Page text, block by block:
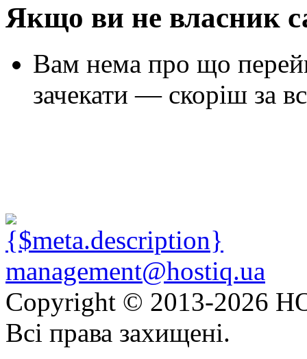
Якщо ви не власник
Вам нема про що
зачекати — скоріш за
management@hostiq.ua
Copyright © 2013-2026
Всі права захищені.